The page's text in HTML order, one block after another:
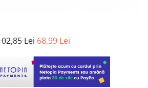
Lei 68,99 Lei